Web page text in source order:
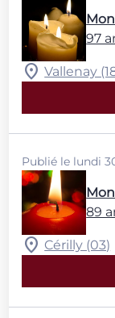
97
Vallenay
Publié le lundi
89
Cérilly (03)